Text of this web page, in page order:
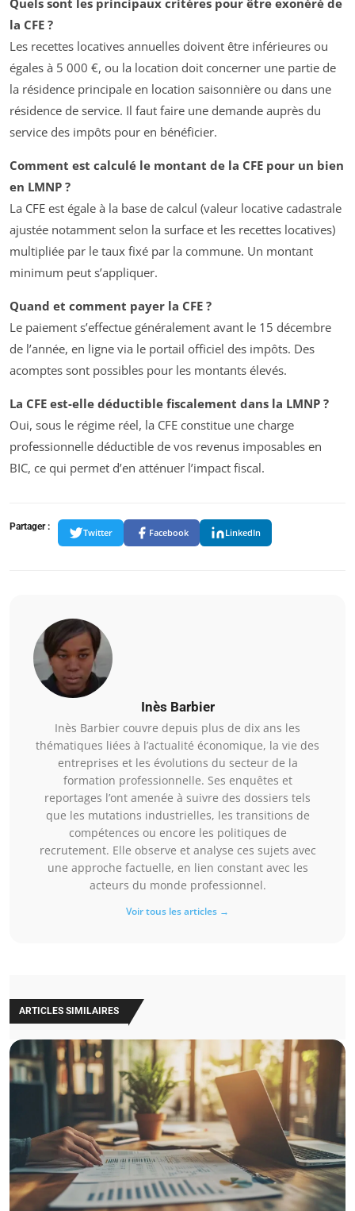
la CFE ?
Les recettes locatives annuelles doivent être inférieures ou
égales à 5 000 €, ou la location doit concerner une partie de
la résidence principale en location saisonnière ou dans une
résidence de service. Il faut faire une demande auprès du
service des impôts pour en bénéficier.
Comment est calculé le montant de la CFE pour un bien
en LMNP ?
La CFE est égale à la base de calcul (valeur locative cadastrale
ajustée notamment selon la surface et les recettes locatives)
multipliée par le taux fixé par la commune. Un montant
minimum peut s’appliquer.
Quand et comment payer la CFE ?
Le paiement s’effectue généralement avant le 15 décembre
de l’année, en ligne via le portail officiel des impôts. Des
acomptes sont possibles pour les montants élevés.
La CFE est-elle déductible fiscalement dans la LMNP ?
Oui, sous le régime réel, la CFE constitue une charge
professionnelle déductible de vos revenus imposables en
BIC, ce qui permet d’en atténuer l’impact fiscal.
Partager :
Twitter Facebook LinkedIn
Inès Barbier
Inès Barbier couvre depuis plus de dix ans les
thématiques liées à l’actualité économique, la vie des
entreprises et les évolutions du secteur de la
formation professionnelle. Ses enquêtes et
reportages l’ont amenée à suivre des dossiers tels
que les mutations industrielles, les transitions de
compétences ou encore les politiques de
recrutement. Elle observe et analyse ces sujets avec
une approche factuelle, en lien constant avec les
acteurs du monde professionnel.
Voir tous les articles →
ARTICLES SIMILAIRES